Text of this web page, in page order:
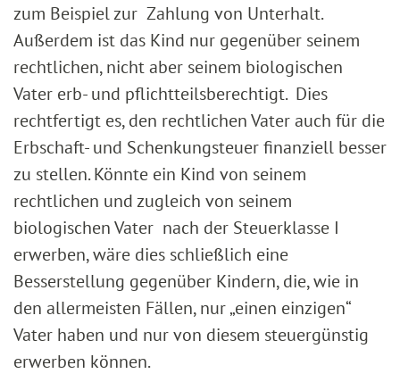
zum Beispiel zur Zahlung von Unterhalt.
Außerdem ist das Kind nur gegenüber seinem
rechtlichen, nicht aber seinem biologischen
Vater erb- und pflichtteilsberechtigt. Dies
rechtfertigt es, den rechtlichen Vater auch für die
Erbschaft- und Schenkungsteuer finanziell besser
zu stellen. Könnte ein Kind von seinem
rechtlichen und zugleich von seinem
biologischen Vater nach der Steuerklasse I
erwerben, wäre dies schließlich eine
Besserstellung gegenüber Kindern, die, wie in
den allermeisten Fällen, nur „einen einzigen“
Vater haben und nur von diesem steuergünstig
erwerben können.